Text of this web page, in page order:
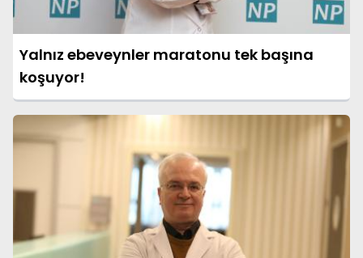
Yalnız ebeveynler maratonu tek başına
koşuyor!